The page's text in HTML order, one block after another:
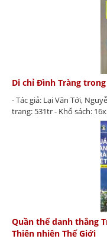
Di chỉ Đình Tràng
- Tác giả: Lại Văn Tới,
trang: 531tr - Khổ sách:
Quần thể danh thắng
Thiên nhiên Thế Giới